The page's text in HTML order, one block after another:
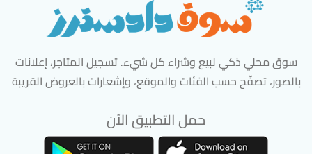
سوق محلي ذكي لبيع وشراء كل شيء. تسجيل المتاجر، إعلانات
بالصور، تصفّح حسب الفئات والموقع، وإشعارات بالعروض القريبة
حمل التطبيق الآن